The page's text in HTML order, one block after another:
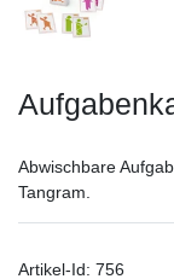
Abwischbare
Tangram.
Artikel-Id: 756